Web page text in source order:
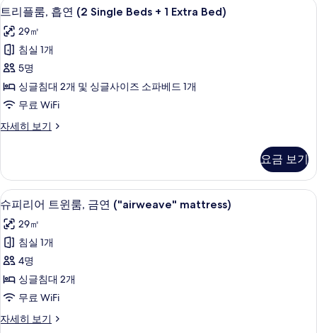
Bed)
사
진
모
두
보
기
(2
Single
Beds
+
Extra
Bed)
자
세
히
트
리
플
룸,
흡
연
(2
Single
1
Extra
Bed)
사
진
모
두
보
기
7
트리플룸, 흡연 (2 Single Beds + 1 Extra Bed)
29㎡
침실 1개
5명
싱글침대 2개 및 싱글사이즈 소파베드 1개
무료 WiFi
자세히 보기
트
흡
연
(2
Single
Beds
+
Extra
Bed)
자
세
히
요금 보기
슈
피
리
어
트
윈
금
고급 침구, 암막 커튼, 방음 설비, 다리
9
슈피리어 트윈룸, 금연 ("airweave" mattress)
29㎡
침실 1개
4명
싱글침대 2개
무료 WiFi
자세히 보기
슈